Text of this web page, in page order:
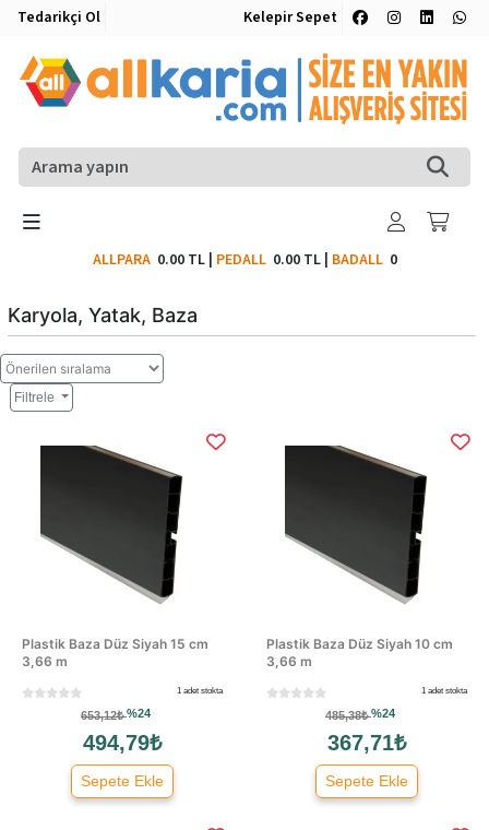
Tedarikçi Ol Kelepir Sepet
ALLPARA 0.00 TL| PEDALL 0.00 TL| BADALL0
Karyola, Yatak, Baza
Filtrele
Plastik Baza Düz Siyah 15 cm
3,66 m
1 adet stokta
653,12₺%24
494,79₺
Sepete Ekle
Plastik Baza Düz Siyah 10 cm
3,66 m
1 adet stokta
485,38₺%24
367,71₺
Sepete Ekle